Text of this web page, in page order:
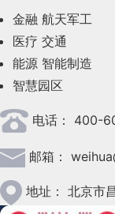
2023年6月(58)
2023年5月(28)
2023年4月(47)
2023年3月(37)
2023年2月(90)
2023年1月(78)
金融 航天军工
医疗 交通
能源 智能制造
智慧园区
电话： 400-
邮箱：
地址： 北京市